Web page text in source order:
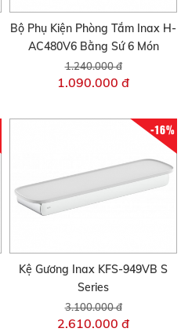
Bộ Phụ Kiện Phòng Tắm Inax H-
AC480V6 Bằng Sứ 6 Món
1.240.000 đ
1.090.000 đ
-16%
Kệ Gương Inax KFS-949VB S
Series
3.100.000 đ
2.610.000 đ